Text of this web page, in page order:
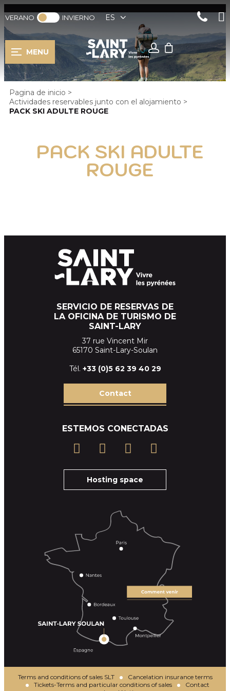
VERANO INVIERNO ES
MENU
Pagina de inicio >
Actividades reservables junto con el alojamiento >
PACK SKI ADULTE ROUGE
PACK SKI ADULTE
ROUGE
SERVICIO DE RESERVAS DE
LA OFICINA DE TURISMO DE
SAINT-LARY
37 rue Vincent Mir
65170 Saint-Lary-Soulan
Tél. +33 (0)5 62 39 40 29
Contact
ESTEMOS CONECTADAS
Hosting space
Terms and conditions of sales SLT
Cancelation insurance terms
Tickets-Terms and particular conditions of sales
Contact